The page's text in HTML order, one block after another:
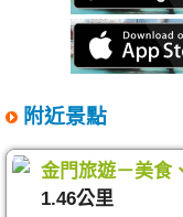
附近景點
金門旅遊－美食
1.46公里